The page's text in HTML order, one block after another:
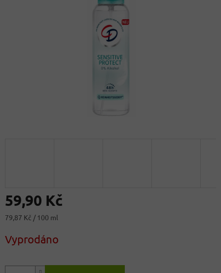
59,90 Kč
Měrná
79,87 Kč / 100 ml
Vyprodáno